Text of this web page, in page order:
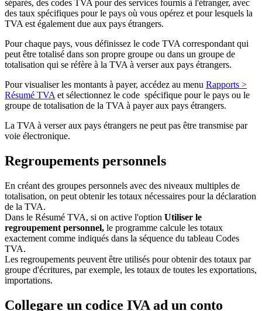
séparés, des codes TVA pour des services fournis à l'étranger, avec
des taux spécifiques pour le pays où vous opérez et pour lesquels la
TVA est également due aux pays étrangers.
Pour chaque pays, vous définissez le code TVA correspondant qui
peut être totalisé dans son propre groupe ou dans un groupe de
totalisation qui se réfère à la TVA à verser aux pays étrangers.
Pour visualiser les montants à payer, accédez au menu Rapports >
Résumé TVAet sélectionnez le code spécifique pour le pays ou le
groupe de totalisation de la TVA à payer aux pays étrangers.
La TVA à verser aux pays étrangers ne peut pas être transmise par
voie électronique.
Regroupements personnels
En créant des groupes personnels avec des niveaux multiples de
totalisation, on peut obtenir les totaux nécessaires pour la déclaration
de la TVA.
Dans le Résumé TVA, si on active l'option Utiliser le
regroupement personnel, le programme calcule les totaux
exactement comme indiqués dans la séquence du tableau Codes
TVA.
Les regroupements peuvent être utilisés pour obtenir des totaux par
groupe d'écritures, par exemple, les totaux de toutes les exportations,
importations.
Collegare un codice IVA ad un conto